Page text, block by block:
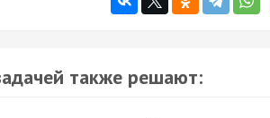
также решают: